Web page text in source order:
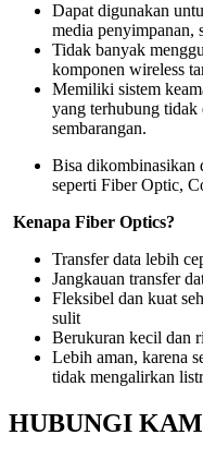
Dapat digunakan
media penyimpanan,
Tidak banyak
komponen wireless
Memiliki sistem
yang terhubung tidak
sembarangan.
Bisa dikombinasikan
seperti Fiber Optic,
Kenapa Fiber Optics?
Transfer data lebih
Jangkauan transfer
Fleksibel dan kuat
sulit
Berukuran kecil dan
Lebih aman, karena
tidak mengalirkan
HUBUNGI